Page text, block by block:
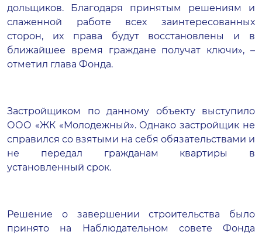
дольщиков. Благодаря принятым решениям и
слаженной работе всех заинтересованных
сторон, их права будут восстановлены и в
ближайшее время граждане получат ключи», –
отметил глава Фонда.
Застройщиком по данному объекту выступило
ООО «ЖК «Молодежный». Однако застройщик не
справился со взятыми на себя обязательствами и
не передал гражданам квартиры в
установленный срок.
Решение о завершении строительства было
принято на Наблюдательном совете Фонда